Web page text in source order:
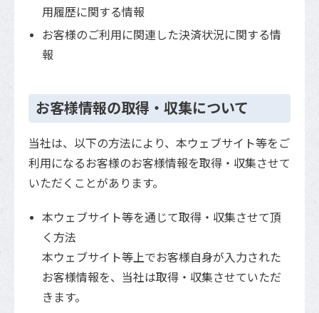
用履歴に関する情報
お客様のご利用に関連した決済状況に関する情
報
お客様情報の取得・収集について
当社は、以下の方法により、本ウェブサイト等をご
利用になるお客様のお客様情報を取得・収集させて
いただくことがあります。
本ウェブサイト等を通じて取得・収集させて頂
く方法
本ウェブサイト等上でお客様自身が入力された
お客様情報を、当社は取得・収集させていただ
きます。